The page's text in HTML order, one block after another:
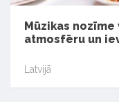
Mūzikas
atmosfēru un
Latvijā